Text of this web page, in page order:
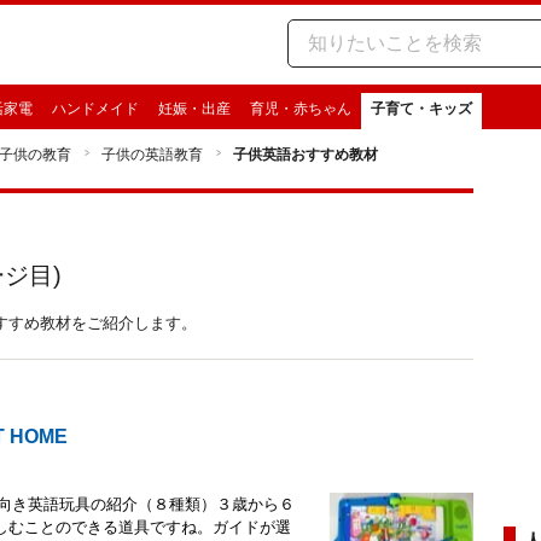
家電 ハンドメイド 妊娠・出産 育児・赤ちゃん 子育て・キッズ
子供の教育 子供の英語教育 子供英語おすすめ教材
目)
め教材をご紹介します。
HOME
き英語玩具の紹介（８種類）３歳から６
ことのできる道具ですね。ガイドが選